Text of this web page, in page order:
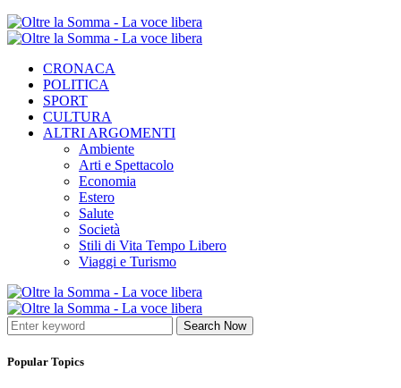
CRONACA
POLITICA
SPORT
CULTURA
ALTRI ARGOMENTI
Ambiente
Arti e Spettacolo
Economia
Estero
Salute
Società
Stili di Vita Tempo Libero
Viaggi e Turismo
Search Now
Popular Topics